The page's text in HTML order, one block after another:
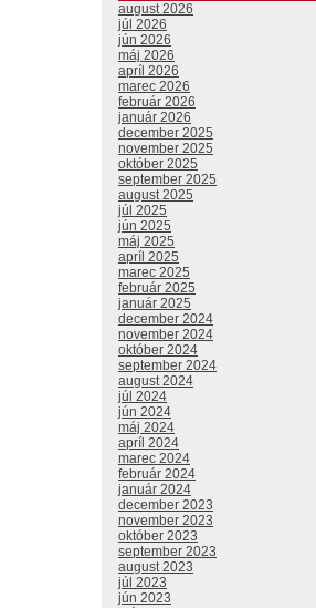
august 2026
júl 2026
jún 2026
máj 2026
apríl 2026
marec 2026
február 2026
január 2026
december 2025
november 2025
október 2025
september 2025
august 2025
júl 2025
jún 2025
máj 2025
apríl 2025
marec 2025
február 2025
január 2025
december 2024
november 2024
október 2024
september 2024
august 2024
júl 2024
jún 2024
máj 2024
apríl 2024
marec 2024
február 2024
január 2024
december 2023
november 2023
október 2023
september 2023
august 2023
júl 2023
jún 2023